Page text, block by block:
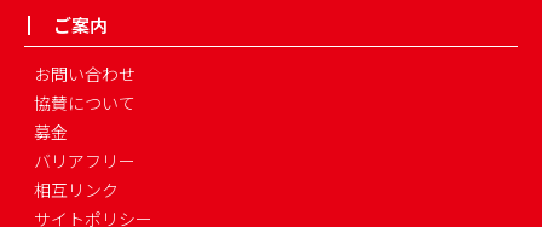
ご案内
お問い合わせ
協賛について
募金
バリアフリー
相互リンク
サイトポリシー